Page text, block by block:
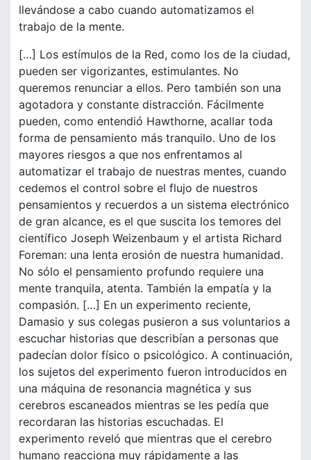
llevándose a cabo cuando automatizamos el
trabajo de la mente.
[…] Los estímulos de la Red, como los de la ciudad,
pueden ser vigorizantes, estimulantes. No
queremos renunciar a ellos. Pero también son una
agotadora y constante distracción. Fácilmente
pueden, como entendió Hawthorne, acallar toda
forma de pensamiento más tranquilo. Uno de los
mayores riesgos a que nos enfrentamos al
automatizar el trabajo de nuestras mentes, cuando
cedemos el control sobre el flujo de nuestros
pensamientos y recuerdos a un sistema electrónico
de gran alcance, es el que suscita los temores del
científico Joseph Weizenbaum y el artista Richard
Foreman: una lenta erosión de nuestra humanidad.
No sólo el pensamiento profundo requiere una
mente tranquila, atenta. También la empatía y la
compasión. […] En un experimento reciente,
Damasio y sus colegas pusieron a sus voluntarios a
escuchar historias que describían a personas que
padecían dolor físico o psicológico. A continuación,
los sujetos del experimento fueron introducidos en
una máquina de resonancia magnética y sus
cerebros escaneados mientras se les pedía que
recordaran las historias escuchadas. El
experimento reveló que mientras que el cerebro
humano reacciona muy rápidamente a las